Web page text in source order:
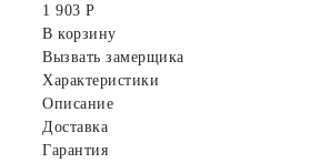
1 903 Р
В корзину
Вызвать замерщика
Характеристики
Описание
Доставка
Гарантия